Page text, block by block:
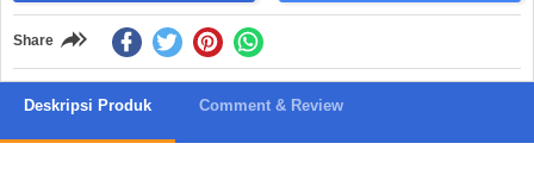
Share
Deskripsi Produk Comment & Review